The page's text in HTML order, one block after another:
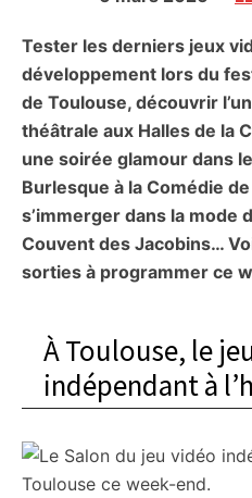
Tester les derniers jeux
développement lors du
de Toulouse, découvrir
théâtrale aux Halles de la
une soirée glamour dans
Burlesque à la Comédie
s’immerger dans la mode
Couvent des Jacobins…
sorties à programmer ce
À Toulouse, le
indépendant à